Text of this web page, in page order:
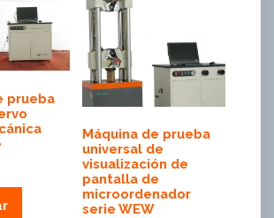
prueba
Máquina de prueba
universal de
visualización de
pantalla de
microordenador
serie WEW